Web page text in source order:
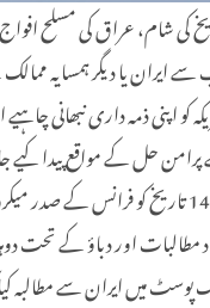
وقت کے مطابق 14 تاریخ کی
سے ایران یا دیگر ہمسایہ
کو اپنی ذمہ داری
حل کے مواقع پیدا
ایرانی صدر مسعود پزشکیان نے
مطالبات اور دباؤ کے تحت
میں ایران سے مطالبہ کیا